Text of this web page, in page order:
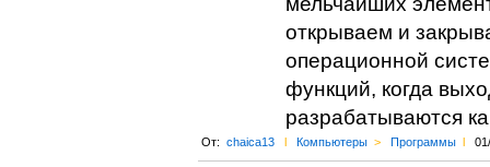
открываем и
операционной
функций, когда
разрабатываются
От: chaica13 l Компьютеры > Программы l